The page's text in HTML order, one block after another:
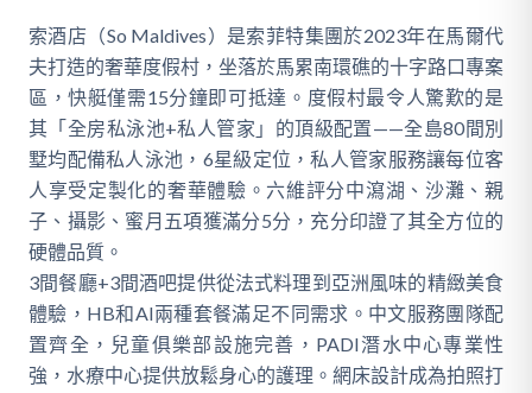
索酒店（So Maldives）是索菲特集團於2023年在馬爾代
夫打造的奢華度假村，坐落於馬累南環礁的十字路口專案
區，快艇僅需15分鐘即可抵達。度假村最令人驚歎的是
其「全房私泳池+私人管家」的頂級配置——全島80間別
墅均配備私人泳池，6星級定位，私人管家服務讓每位客
人享受定製化的奢華體驗。六維評分中瀉湖、沙灘、親
子、攝影、蜜月五項獲滿分5分，充分印證了其全方位的
硬體品質。
3間餐廳+3間酒吧提供從法式料理到亞洲風味的精緻美食
體驗，HB和AI兩種套餐滿足不同需求。中文服務團隊配
置齊全，兒童俱樂部設施完善，PADI潛水中心專業性
強，水療中心提供放鬆身心的護理。網床設計成為拍照打